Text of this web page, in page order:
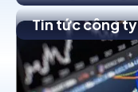
Tin tức công ty